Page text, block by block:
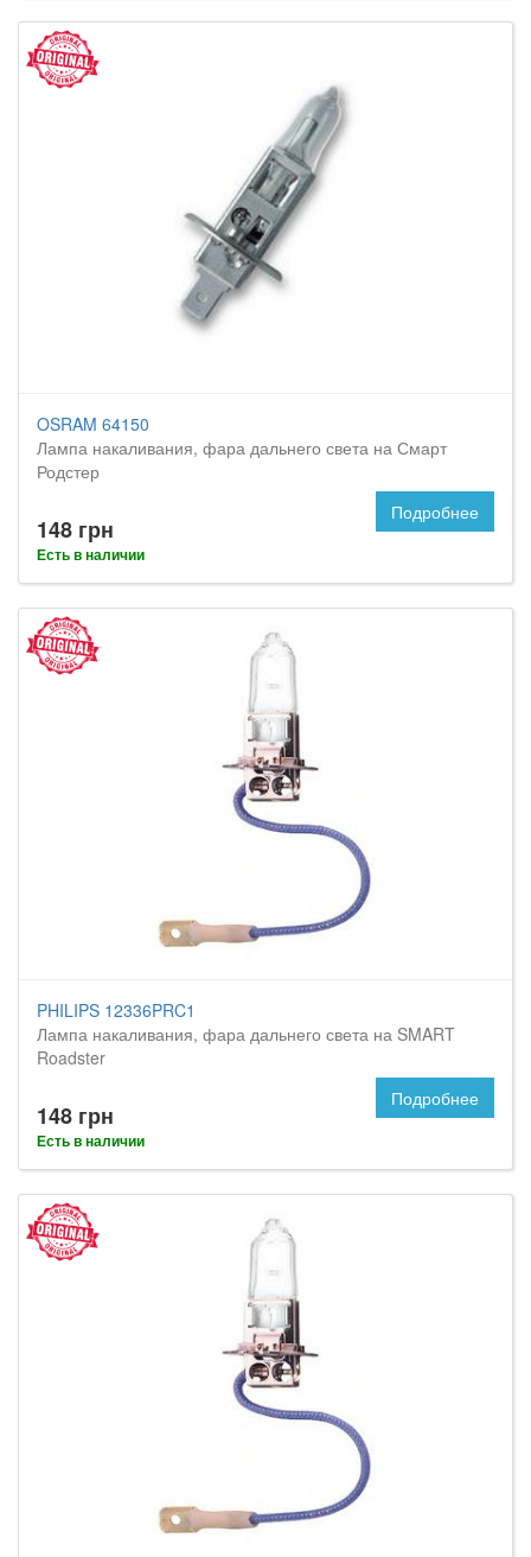
OSRAM 64150
Лампа накаливания, фара дальнего света на Смарт
Родстер
148 грн
Есть в наличии
Подробнее
PHILIPS 12336PRC1
Лампа накаливания, фара дальнего света на SMART
Roadster
148 грн
Есть в наличии
Подробнее